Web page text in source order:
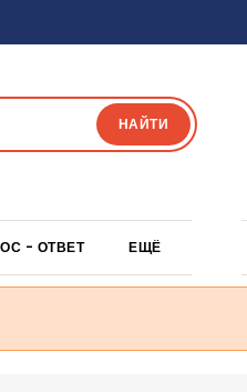
НАЙТИ
БЕСПЛАТНАЯ ДОСТАВКА
Бесплатная доставка всех
- ОТВЕТ ЕЩЁ